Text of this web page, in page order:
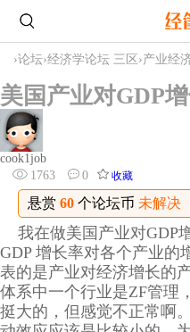
›论坛›经济学论坛 三区 ›产业经
美国产业对GDP
cook1job
1763
0 收藏
悬赏 60 个论坛币 未解决
我在做美国产业对GDP
GDP 增长率对各个产业的
表的是产业对经济增长的
体系中一个行业是ZF管理
挺大的，但感觉不正常啊